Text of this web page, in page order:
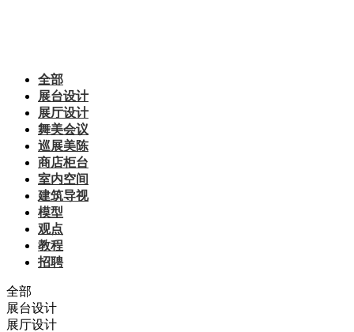
全部
展台设计
展厅设计
舞美会议
巡展美陈
商店柜台
室内空间
建筑导视
模型
观点
教程
招聘
全部
展台设计
展厅设计